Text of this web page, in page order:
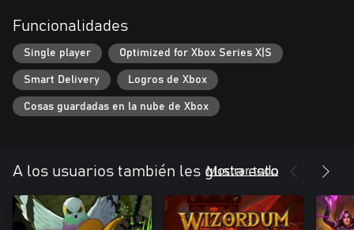
LeVeL!
Funcionalidades
Single player Optimized for Xbox Series X|S
Smart Delivery Logros de Xbox
Cosas guardadas en la nube de Xbox
A los usuarios también les gusta esto
Mostrar todo